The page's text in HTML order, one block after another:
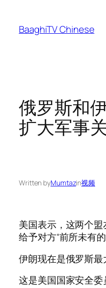
content
BaaghiTV Chinese
俄罗斯和
扩大军事
Written byMumtazin视频
美国表示，这两个
给予对方“前所未有的
伊朗现在是俄罗斯最
这是美国国家安全委